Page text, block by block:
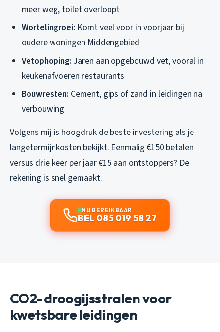
meer weg, toilet overloopt
Wortelingroei: Komt veel voor in voorjaar bij
oudere woningen Middengebied
Vetophoping: Jaren aan opgebouwd vet, vooral in
keukenafvoeren restaurants
Bouwresten: Cement, gips of zand in leidingen na
verbouwing
Volgens mij is hoogdruk de beste investering als je
langetermijnkosten bekijkt. Eenmalig €150 betalen
versus drie keer per jaar €15 aan ontstoppers? De
rekening is snel gemaakt.
NU BEREIKBAAR
BEL 085 019 58 27
CO2-droogijsstralen voor
kwetsbare leidingen